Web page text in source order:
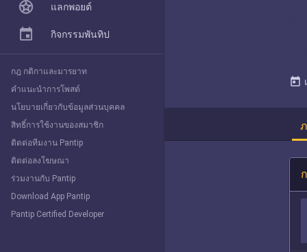
today
Explore
แลกพอยต์
กิจกรรมพันทิป
กฎ กติกาและมารยาท
คำแนะนำการโพสต์
นโยบายเกี่ยวกับข้อมูลส่วนบุคคล
สิทธิ์การใช้งานของสมาชิก
ติดต่อทีมงาน Pantip
ติดต่อลงโฆษณา
ร่วมงานกับ Pantip
Download App Pantip
Pantip Certified Developer